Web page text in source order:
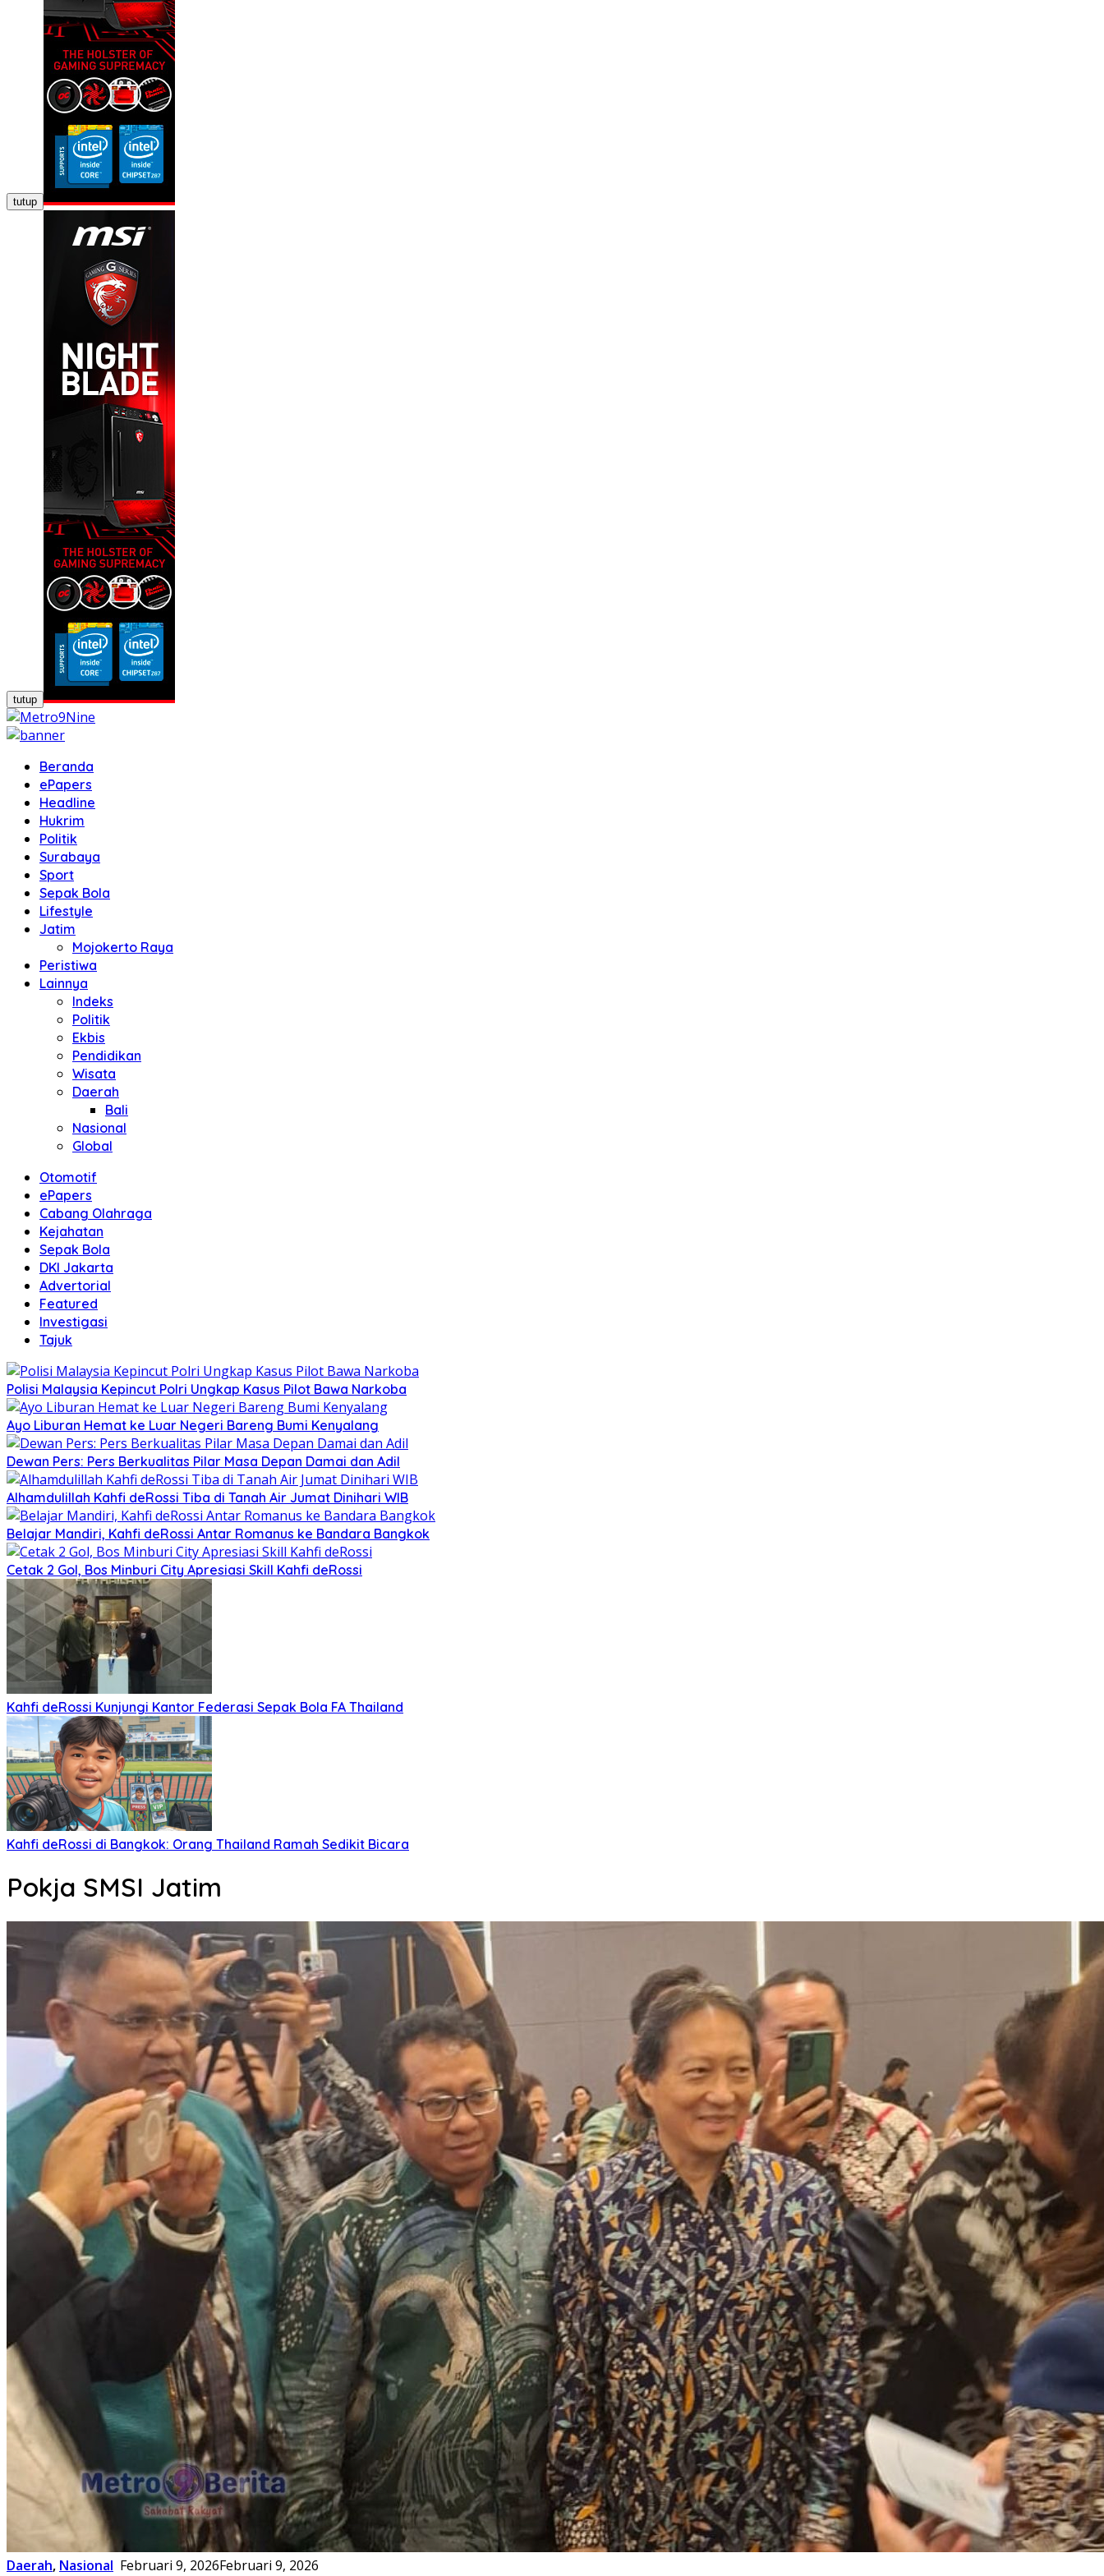
tutup
tutup
Beranda
ePapers
Headline
Hukrim
Politik
Surabaya
Sport
Sepak Bola
Lifestyle
Jatim
Mojokerto Raya
Peristiwa
Lainnya
Indeks
Politik
Ekbis
Pendidikan
Wisata
Daerah
Bali
Nasional
Global
Otomotif
ePapers
Cabang Olahraga
Kejahatan
Sepak Bola
DKI Jakarta
Advertorial
Featured
Investigasi
Tajuk
Polisi Malaysia Kepincut Polri Ungkap Kasus Pilot Bawa Narkoba
Ayo Liburan Hemat ke Luar Negeri Bareng Bumi Kenyalang
Dewan Pers: Pers Berkualitas Pilar Masa Depan Damai dan Adil
Alhamdulillah Kahfi deRossi Tiba di Tanah Air Jumat Dinihari WIB
Belajar Mandiri, Kahfi deRossi Antar Romanus ke Bandara Bangkok
Cetak 2 Gol, Bos Minburi City Apresiasi Skill Kahfi deRossi
Kahfi deRossi Kunjungi Kantor Federasi Sepak Bola FA Thailand
Kahfi deRossi di Bangkok: Orang Thailand Ramah Sedikit Bicara
Pokja SMSI Jatim
Daerah, Nasional Februari 9, 2026Februari 9, 2026